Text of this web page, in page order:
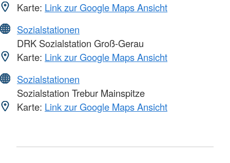
Karte: Link zur Google Maps Ansicht
Sozialstationen
DRK Sozialstation Groß-Gerau
Karte: Link zur Google Maps Ansicht
Sozialstationen
Sozialstation Trebur Mainspitze
Karte: Link zur Google Maps Ansicht